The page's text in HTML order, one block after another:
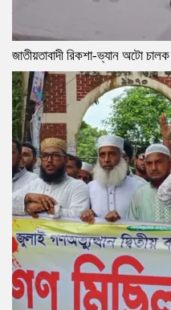
জাতীয়তাবাদী রিকশা-ভ্যান অটো